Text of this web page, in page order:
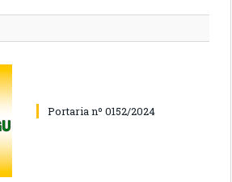
Portaria nº 0152/2024